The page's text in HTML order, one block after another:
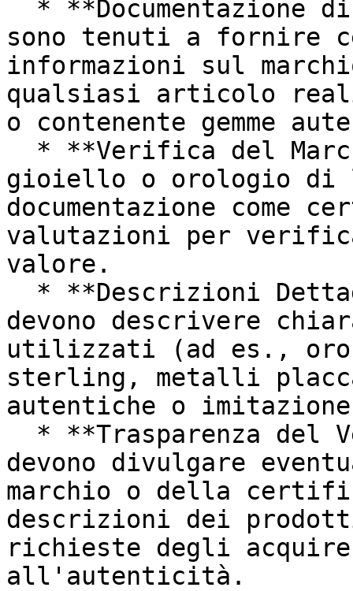
sono tenuti a
informazioni sul
qualsiasi articolo
o contenente gemme
gioiello o orologio di
documentazione
valutazioni per
valore.
devono descrivere
utilizzati (ad es., oro
sterling, metalli
autentiche o
devono divulgare
marchio o della
descrizioni dei
richieste degli
all'autenticità.